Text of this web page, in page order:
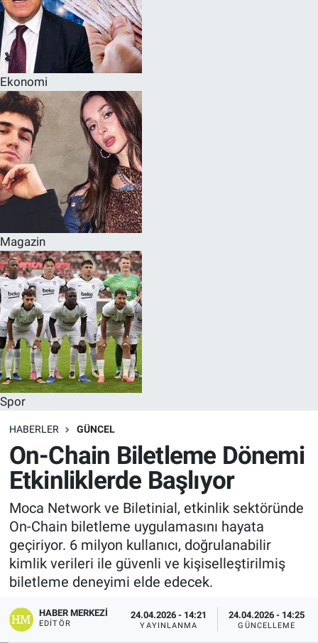
Ekonomi
Magazin
Spor
HABERLER GÜNCEL
On-Chain Biletleme Dönemi
Etkinliklerde Başlıyor
Moca Network ve Biletinial, etkinlik sektöründe
On-Chain biletleme uygulamasını hayata
geçiriyor. 6 milyon kullanıcı, doğrulanabilir
kimlik verileri ile güvenli ve kişiselleştirilmiş
biletleme deneyimi elde edecek.
HABER MERKEZI
EDITÖR
24.04.2026 - 14:21
YAYINLANMA
24.04.2026 - 14:25
GÜNCELLEME